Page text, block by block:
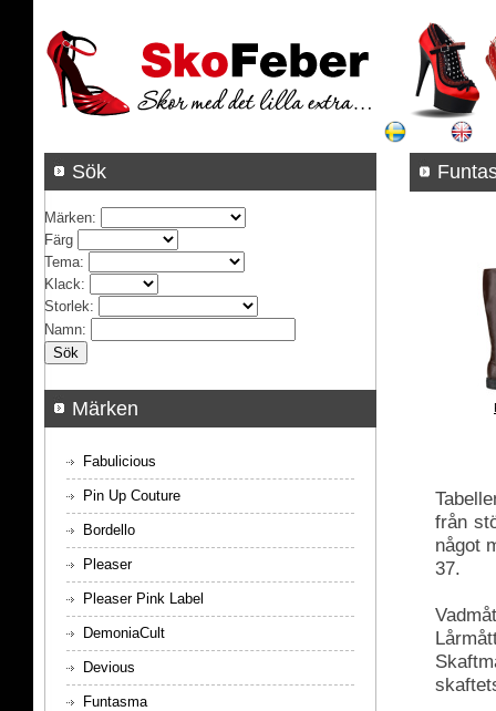
från
något
37.
Sök
Märken:
Färg
Tema:
Klack:
Storlek:
Namn:
Märken
Fabulicious
Pin Up Couture
Bordello
Pleaser
Pleaser Pink Label
DemoniaCult
Devious
Funtasma